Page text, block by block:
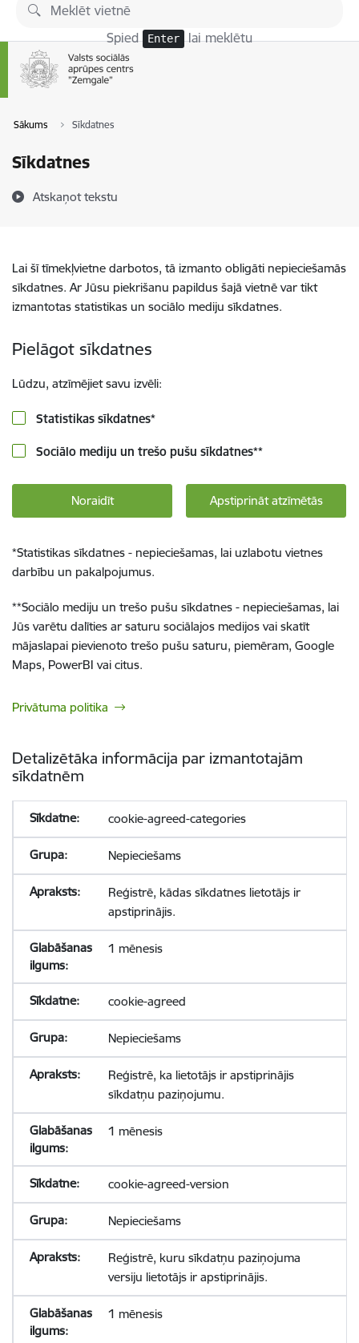
Pāriet uz lapas saturu
Spied Enter lai meklētu
Sākums Sīkdatnes
Sīkdatnes
Atskaņot tekstu
Lai šī tīmekļvietne darbotos, tā izmanto obligāti nepieciešamās
sīkdatnes. Ar Jūsu piekrišanu papildus šajā vietnē var tikt
izmantotas statistikas un sociālo mediju sīkdatnes.
Pielāgot sīkdatnes
Lūdzu, atzīmējiet savu izvēli:
Statistikas sīkdatnes*
Sociālo mediju un trešo pušu sīkdatnes**
Noraidīt Apstiprināt atzīmētās
*Statistikas sīkdatnes - nepieciešamas, lai uzlabotu vietnes
darbību un pakalpojumus.
**Sociālo mediju un trešo pušu sīkdatnes - nepieciešamas, lai
Jūs varētu dalīties ar saturu sociālajos medijos vai skatīt
mājaslapai pievienoto trešo pušu saturu, piemēram, Google
Maps, PowerBI vai citus.
Privātuma politika
Detalizētāka informācija par izmantotajām
sīkdatnēm
cookie-agreed-categories
Nepieciešams
Reģistrē, kādas sīkdatnes lietotājs ir
apstiprinājis.
1 mēnesis
cookie-agreed
Nepieciešams
Reģistrē, ka lietotājs ir apstiprinājis
sīkdatņu paziņojumu.
1 mēnesis
cookie-agreed-version
Nepieciešams
Reģistrē, kuru sīkdatņu paziņojuma
versiju lietotājs ir apstiprinājis.
1 mēnesis